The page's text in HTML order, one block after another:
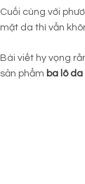
Cuối cùng với
mặt da thì vẫn
Bài viết hy vọng
sản phẩm ba lô da